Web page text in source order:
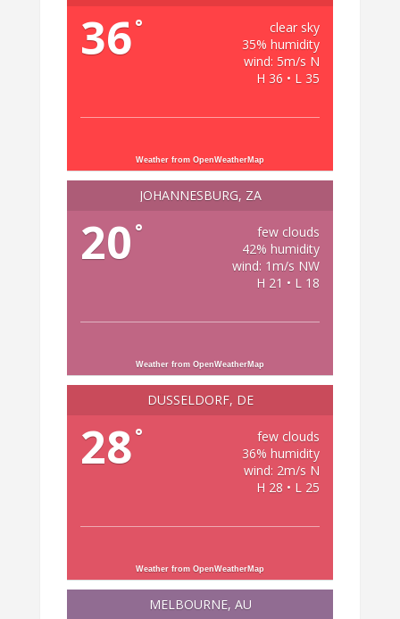
36°
clear sky
35% humidity
wind: 5m/s N
H 36 • L 35
Weather from OpenWeatherMap
JOHANNESBURG, ZA
20 °
few clouds
42% humidity
wind: 1m/s NW
H 21 • L 18
Weather from OpenWeatherMap
DÜSSELDORF, DE
28°
few clouds
36% humidity
wind: 2m/s N
H 28 • L 25
Weather from OpenWeatherMap
MELBOURNE, AU